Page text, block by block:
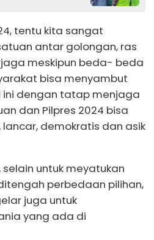
tentu kita sangat
antar golongan, ras
meskipun beda- beda
bisa menyambut
ini dengan tatap menjaga
dan Pilpres 2024 bisa
demokratis dan asik
untuk meyatukan
perbedaan pilihan,
juga untuk
yang ada di